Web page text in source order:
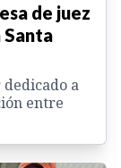
de juez
Santa
a
entre